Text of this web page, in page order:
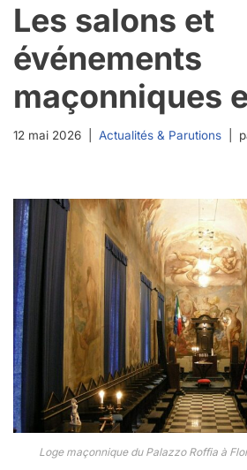
Les salons et
événements
maçonniques
12 mai 2026 Actualités & Parutions
Loge maçonnique du Palazzo Roffia à